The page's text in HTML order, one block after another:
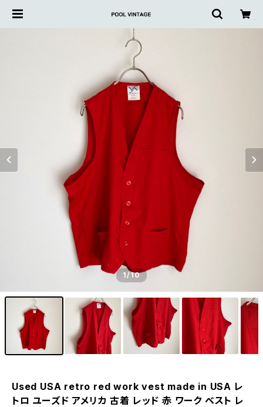
1/10
Used USA retro red work vest made in USA レ
トロ ユーズド アメリカ 古着 レッド 赤 ワーク ベスト レ